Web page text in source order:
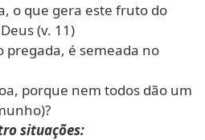
o que gera este fruto do
(v. 11)
pregada, é semeada no
porque nem todos dão um
situações: